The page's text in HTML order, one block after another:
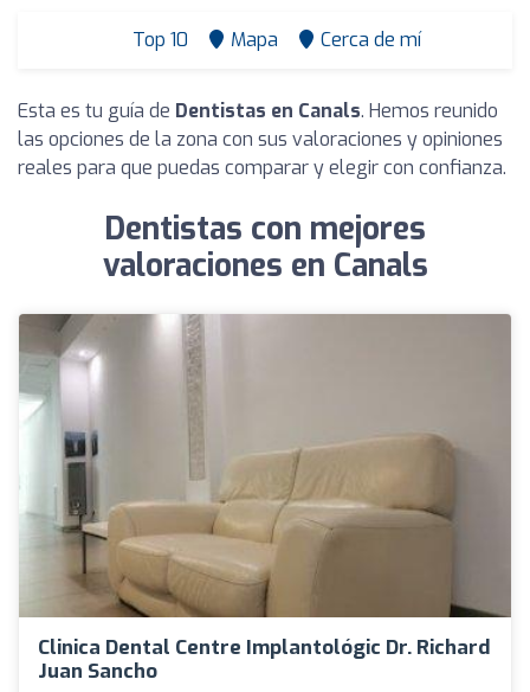
Top 10 Mapa Cerca de mí
Esta es tu guía de Dentistas en Canals. Hemos reunido
las opciones de la zona con sus valoraciones y opiniones
reales para que puedas comparar y elegir con confianza.
Dentistas con mejores
valoraciones en Canals
Clinica Dental Centre Implantológic Dr. Richard
Juan Sancho